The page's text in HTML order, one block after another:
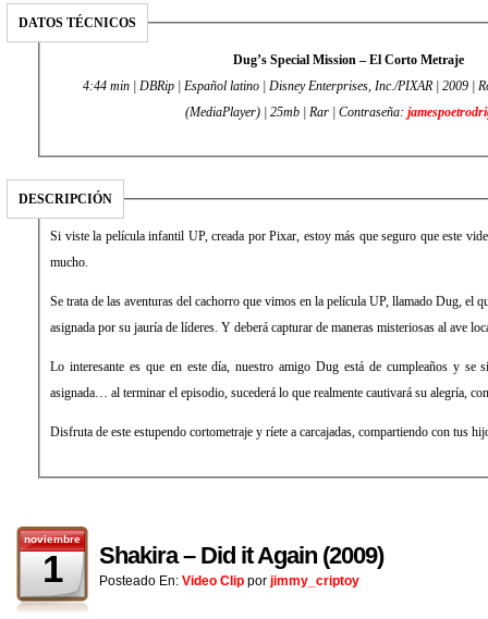
DATOS TÉCNICOS
Dug’s Special Mission – El Corto Metraje
4:44 min | DBRip | Español latino | Disney Enterprises, Inc./PIXAR | 2009 |
(MediaPlayer) | 25mb | Rar | Contraseña:
DESCRIPCIÓN
Si viste la película infantil UP, creada por Pixar, estoy más que seguro que este
mucho.
Se trata de las aventuras del cachorro que vimos en la película UP, llamado Dug, el
asignada por su jauría de líderes. Y deberá capturar de maneras misteriosas al ave
Lo interesante es que en este día, nuestro amigo Dug está de cumpleaños y se
asignada… al terminar el episodio, sucederá lo que realmente cautivará su alegría,
Disfruta de este estupendo cortometraje y ríete a carcajadas, compartiendo con tus
noviembre
1 Shakira – Did it Again (2009)
Posteado En: Video Clip por jimmy_criptoy